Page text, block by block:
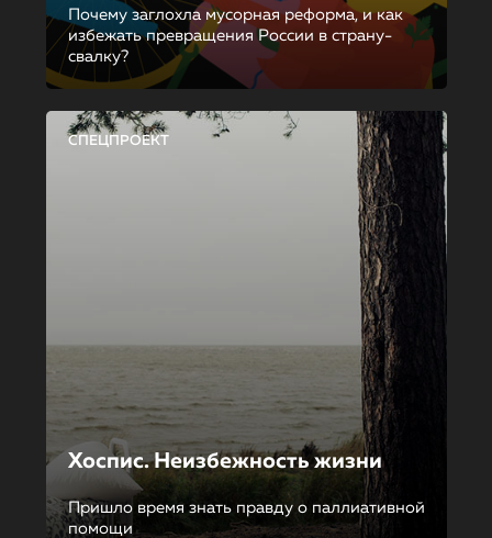
Почему заглохла мусорная реформа, и как
избежать превращения России в страну-
свалку?
СПЕЦПРОЕКТ
Хоспис. Неизбежность жизни
Пришло время знать правду о паллиативной
помощи